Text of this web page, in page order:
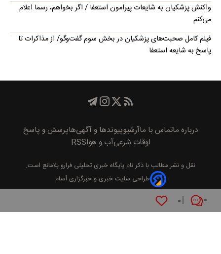
۰ ۰
واکنش پزشکیان به شایعات پیرامون استعفا / اگر بخواهم، رسما اعلام
می‌کنم
فیلم کامل صحبت‌های پزشکیان در بخش سوم گفت‌وگو/ از مذاکرات تا
پاسخ به شایعه استعفا
درباره ماتماس با ماآرشیوپیوند‌ها و آگهی‌هاپرسش و پاسخ
اوقات شرعیآب و هواRSS
نقل و نشر مطالب با ذکر نام پايگاه خبری تحليلی فرارو بلامانع است.
طراحی سایت خبری و خبرگزاری آسام